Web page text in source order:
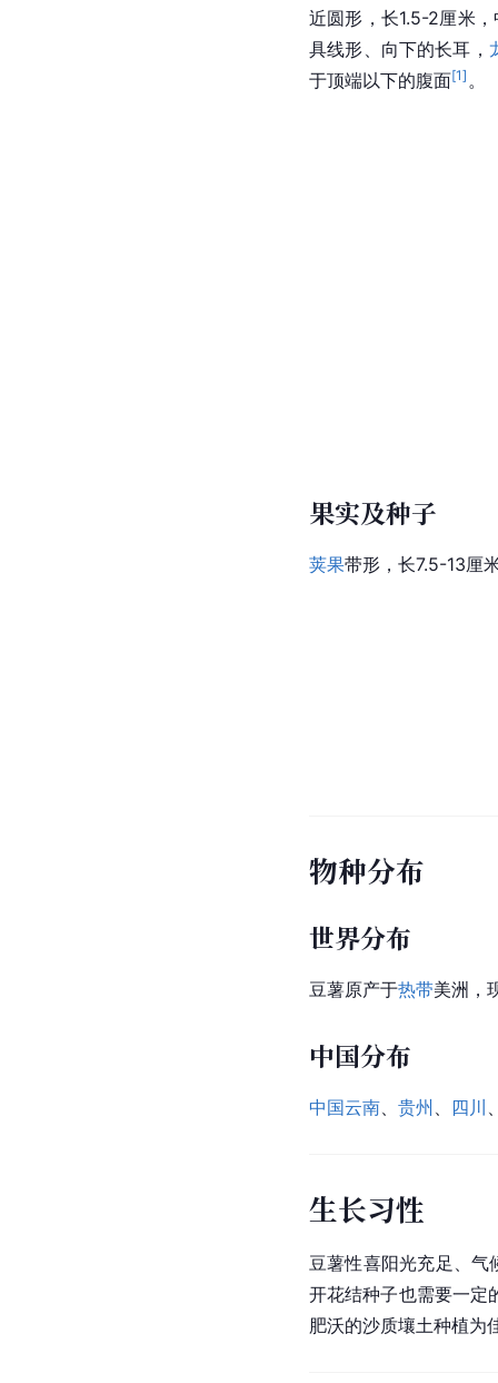
近圆形，长1.5-2厘米
具线形、向下的长耳，
于顶端以下的腹面[1] 。
果实及种子
荚果带形，长7.5-13厘
物种分布
世界分布
豆薯原产于热带美洲，
中国分布
中国云南、 贵州 、 四川
生长习性
豆薯性喜阳光充足、气
开花结种子也需要一定
肥沃的沙质壤土种植为